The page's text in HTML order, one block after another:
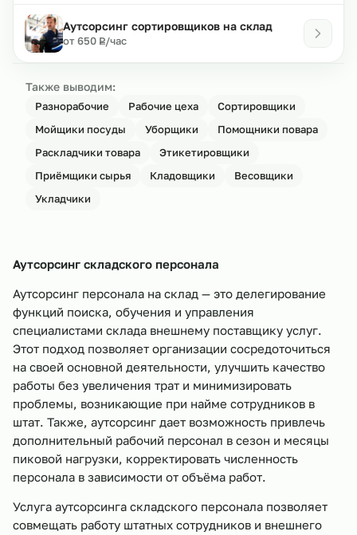
Аутсорсинг сортировщиков на склад
от 650 ₽
Р/час
Также выводим:
Разнорабочие Рабочие цеха
Сортировщики
Мойщики посуды
Уборщики
Помощники повара
Раскладчики товара
Этикетировщики
Приёмщики сырья
Кладовщики
Весовщики
Укладчики
Аутсорсинг складского персонала
Аутсорсинг персонала на склад — это делегирование
функций поиска, обучения и управления
специалистами склада внешнему поставщику услуг.
Этот подход позволяет организации сосредоточиться
на своей основной деятельности, улучшить качество
работы без увеличения трат и минимизировать
проблемы, возникающие при найме сотрудников в
штат. Также, аутсорсинг дает возможность привлечь
дополнительный рабочий персонал в сезон и месяцы
пиковой нагрузки, корректировать численность
персонала в зависимости от объёма работ.
Услуга аутсорсинга складского персонала позволяет
совмещать работу штатных сотрудников и внешнего